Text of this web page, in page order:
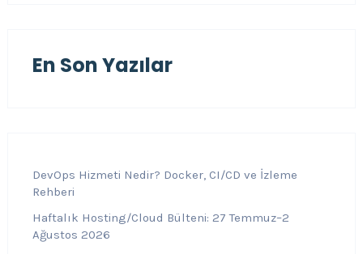
En Son Yazılar
DevOps Hizmeti Nedir? Docker, CI/CD ve İzleme
Rehberi
Haftalık Hosting/Cloud Bülteni: 27 Temmuz–2
Ağustos 2026